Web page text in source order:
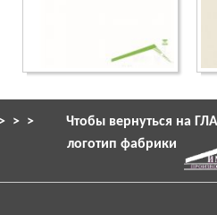
> > Чтобы вернуться на
логотип фабрики